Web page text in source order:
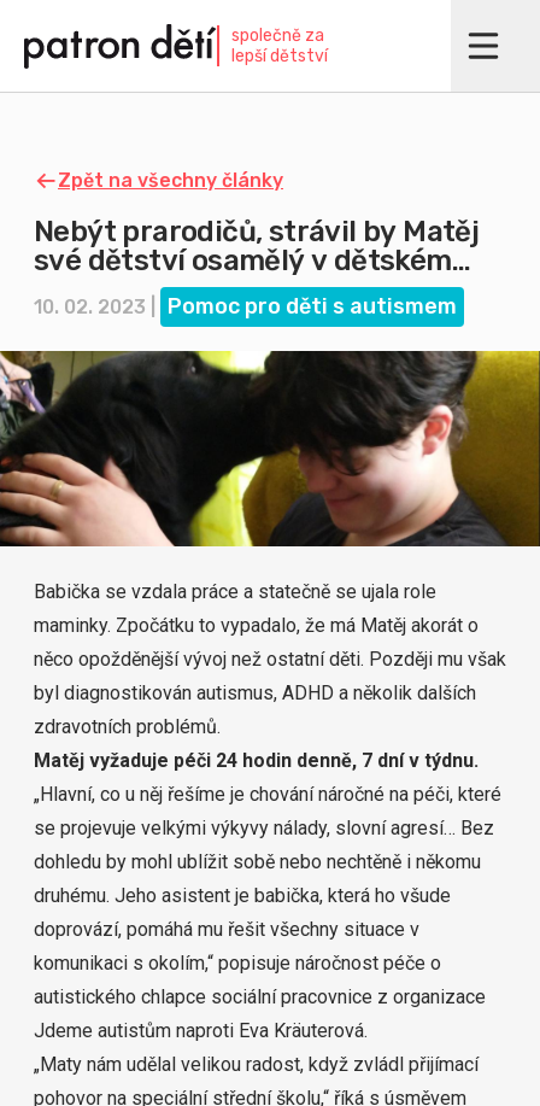
hlavnímu
obsahu
společně za
lepší dětství
Zpět na všechny články
Nebýt prarodičů, strávil by Matěj
své dětství osamělý v dětském
10. 02. 2023 | Pomoc pro děti s autismem
Imagine
Babička se vzdala práce a statečně se ujala role
maminky. Zpočátku to vypadalo, že má Matěj akorát o
něco opožděnější vývoj než ostatní děti. Později mu však
byl diagnostikován autismus, ADHD a několik dalších
zdravotních problémů.
Matěj vyžaduje péči 24 hodin denně, 7 dní v týdnu.
„Hlavní, co u něj řešíme je chování náročné na péči, které
se projevuje velkými výkyvy nálady, slovní agresí… Bez
dohledu by mohl ublížit sobě nebo nechtěně i někomu
druhému. Jeho asistent je babička, která ho všude
doprovází, pomáhá mu řešit všechny situace v
komunikaci s okolím,“ popisuje náročnost péče o
autistického chlapce sociální pracovnice z organizace
Jdeme autistům naproti Eva Kräuterová.
„Maty nám udělal velikou radost, když zvládl přijímací
pohovor na speciální střední školu,“ říká s úsměvem